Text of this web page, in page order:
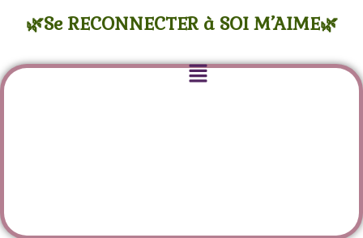
🌿Se RECONNECTER à SOI M’AIME🌿